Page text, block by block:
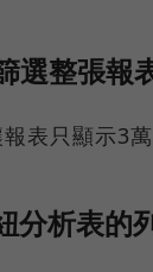
整張報
表只顯示3萬
析表的